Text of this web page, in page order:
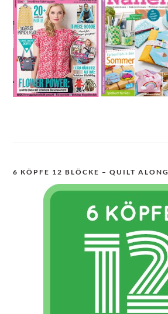
6 KÖPFE 12 BLÖCKE – QUILT ALONG